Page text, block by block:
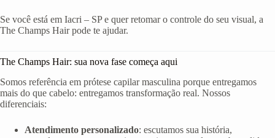
Se você está em Iacri – SP e quer retomar o controle do seu visual, a
The Champs Hair pode te ajudar.
The Champs Hair: sua nova fase começa aqui
Somos referência em prótese capilar masculina porque entregamos
mais do que cabelo: entregamos transformação real. Nossos
diferenciais:
Atendimento personalizado: escutamos sua história,